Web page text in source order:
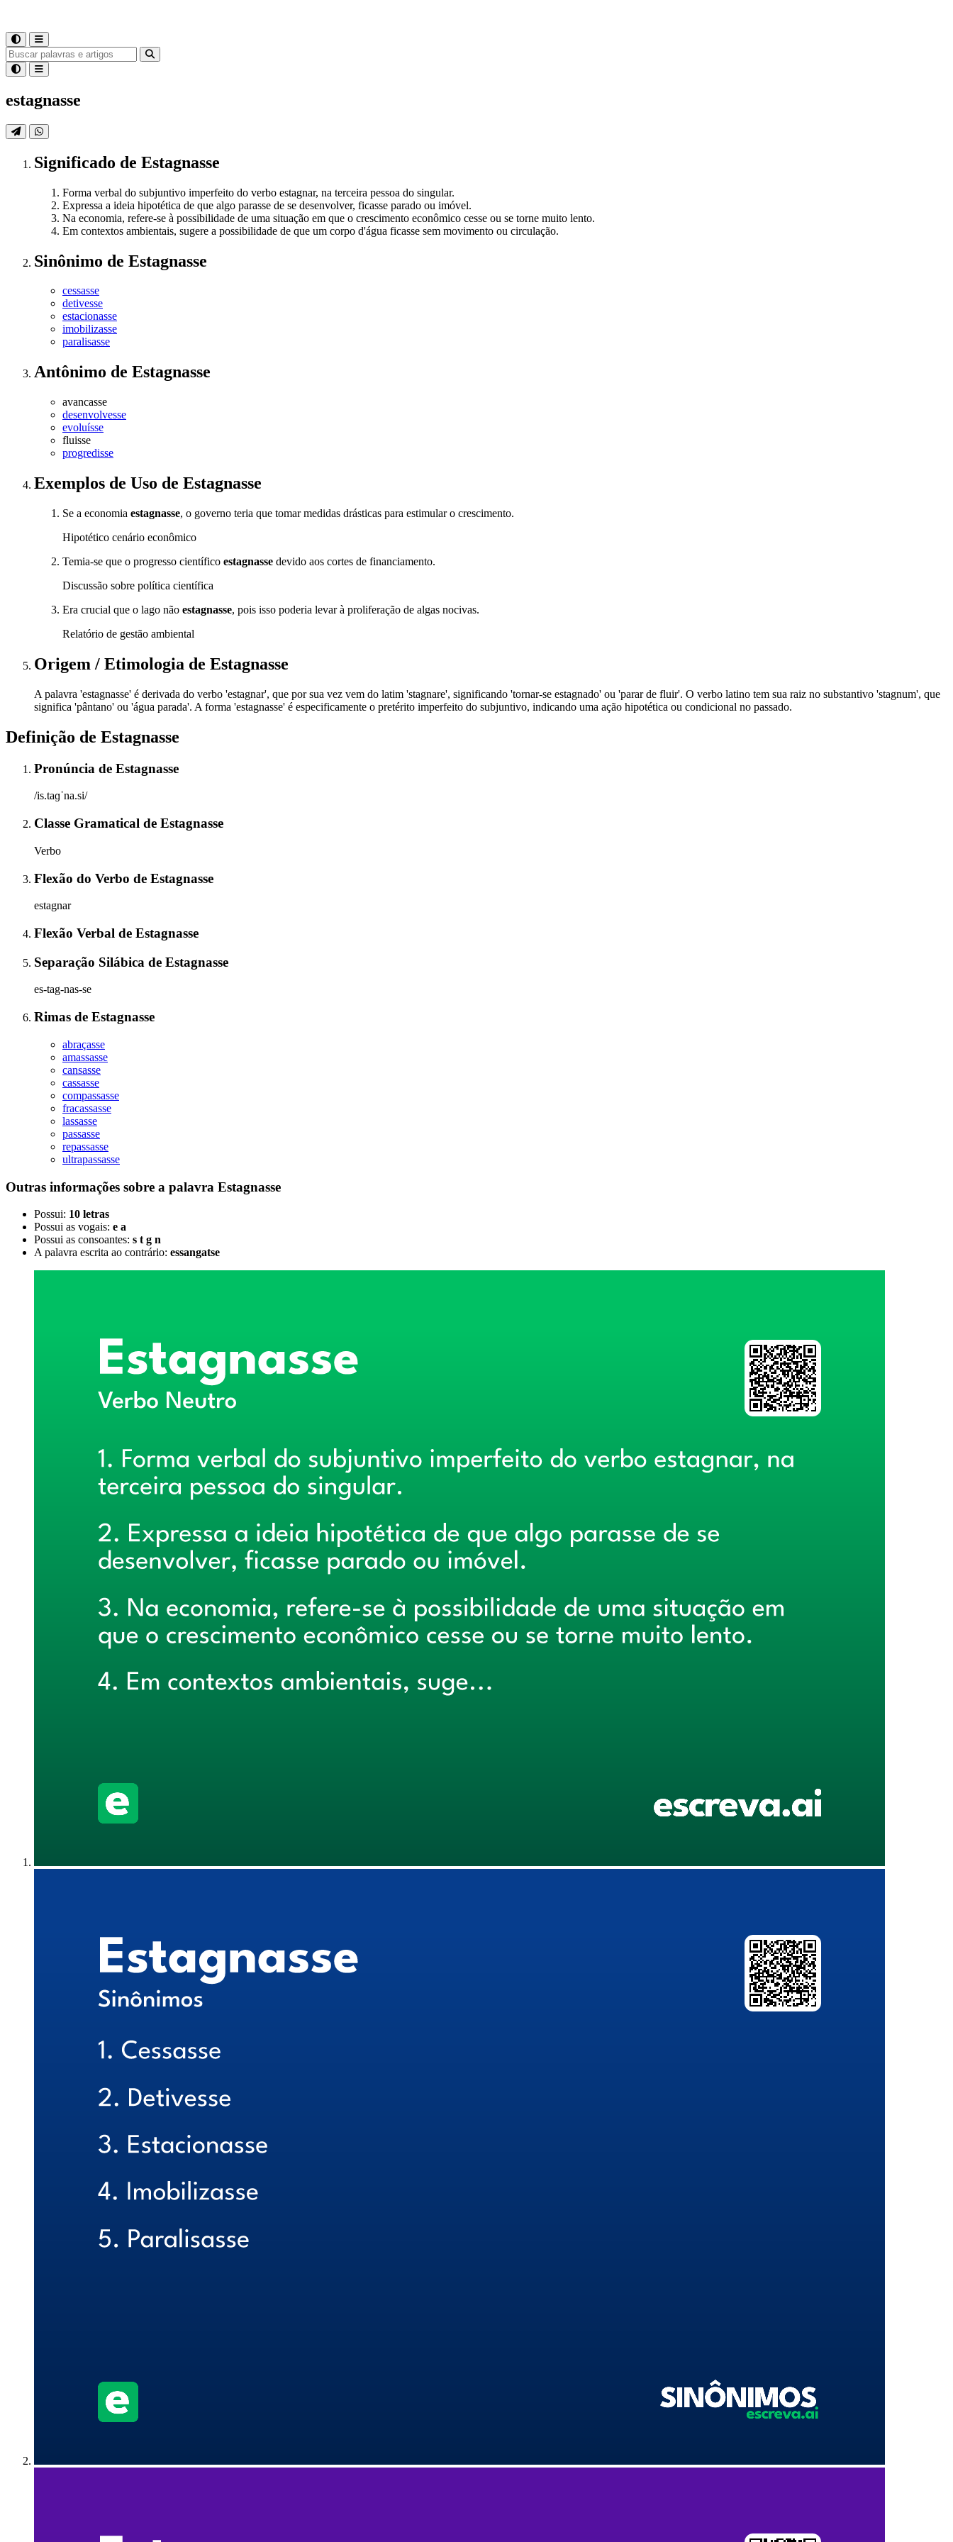
estagnasse
Significado de Estagnasse
Forma verbal do subjuntivo imperfeito do verbo estagnar, na terceira pessoa do singular.
Expressa a ideia hipotética de que algo parasse de se desenvolver, ficasse parado ou imóvel.
Na economia, refere-se à possibilidade de uma situação em que o crescimento econômico cesse ou se torne muito lento.
Em contextos ambientais, sugere a possibilidade de que um corpo d'água ficasse sem movimento ou circulação.
Sinônimo de Estagnasse
cessasse
detivesse
estacionasse
imobilizasse
paralisasse
Antônimo de Estagnasse
avancasse
desenvolvesse
evoluísse
fluisse
progredisse
Exemplos de Uso de Estagnasse
Se a economia estagnasse, o governo teria que tomar medidas drásticas para estimular o crescimento.
Hipotético cenário econômico
Temia-se que o progresso científico estagnasse devido aos cortes de financiamento.
Discussão sobre política científica
Era crucial que o lago não estagnasse, pois isso poderia levar à proliferação de algas nocivas.
Relatório de gestão ambiental
Origem / Etimologia de Estagnasse
A palavra 'estagnasse' é derivada do verbo 'estagnar', que por sua vez vem do latim 'stagnare', significando 'tornar-se estagnado' ou 'parar de fluir'. O verbo latino tem sua raiz no substantivo 'stagnum', que
significa 'pântano' ou 'água parada'. A forma 'estagnasse' é especificamente o pretérito imperfeito do subjuntivo, indicando uma ação hipotética ou condicional no passado.
Definição de Estagnasse
Pronúncia de Estagnasse
/is.taɡˈna.si/
Classe Gramatical de Estagnasse
Verbo
Flexão do Verbo de Estagnasse
estagnar
Flexão Verbal de Estagnasse
Separação Silábica de Estagnasse
es-tag-nas-se
Rimas de Estagnasse
abraçasse
amassasse
cansasse
cassasse
compassasse
fracassasse
lassasse
passasse
repassasse
ultrapassasse
Outras informações sobre a palavra Estagnasse
Possui: 10 letras
Possui as vogais: e a
Possui as consoantes: s t g n
A palavra escrita ao contrário: essangatse